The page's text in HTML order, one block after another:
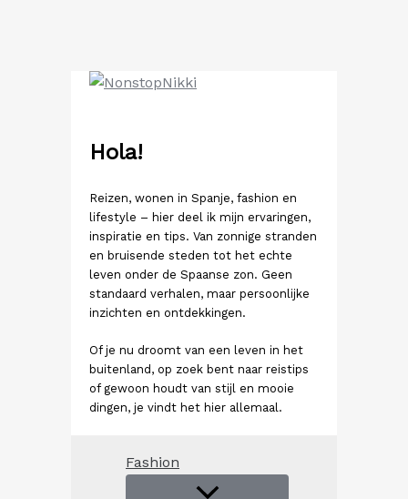
Hola!
Reizen, wonen in Spanje, fashion en
lifestyle – hier deel ik mijn ervaringen,
inspiratie en tips. Van zonnige stranden
en bruisende steden tot het echte
leven onder de Spaanse zon. Geen
standaard verhalen, maar persoonlijke
inzichten en ontdekkingen.
Of je nu droomt van een leven in het
buitenland, op zoek bent naar reistips
of gewoon houdt van stijl en mooie
dingen, je vindt het hier allemaal.
Fashion